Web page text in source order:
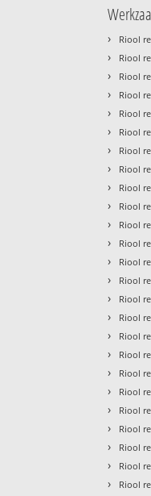
› Riool
› Riool
› Riool
› Riool
› Riool
› Riool
› Riool
› Riool
› Riool
› Riool
› Riool
› Riool
› Riool
› Riool
› Riool
› Riool
› Riool
› Riool
› Riool
› Riool
› Riool
› Riool
› Riool
› Riool
› Riool